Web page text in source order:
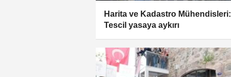
Harita ve Kadastro Mühendisleri:
Tescil yasaya aykırı